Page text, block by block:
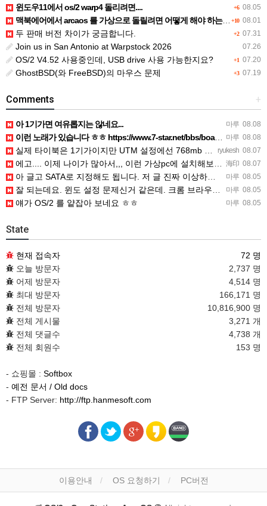
+6 08.05
윈도우11에서 os/2 warp4 돌리려면....
+10 08.01
맥북에어에서 arcaos 를 가상으로 돌릴려면 어떻게 해야 하는 지요?
+2 07.31
두 판매 버전 차이가 궁금합니다.
07.26
Join us in San Antonio at Warpstock 2026
+1 07.20
OS/2 V4.52 사용중인데, USB drive 사용 가능한지요?
+3 07.19
GhostBSD(와 FreeBSD)의 마우스 문제
+
Comments
마루 08.08
아 1기가면 여유롭지는 않네요...
마루 08.08
이런 노래가 있습니다 ㅎㅎ https://www.7-star.net/bbs/board.php?bo_table…
ryukesh 08.07
실제 타이북은 1기가이지만 UTM 설정에선 768mb 입니다. 1기가나 그 보다 넘게 설정하면 UTM 에뮬레…
海印 08.07
에고.... 이제 나이가 많아서,,, 이런 가상pc에 설치해보는 것도 귀찮군요.. ㅎㅎ 날씨도 덥고.....…
마루 08.05
아 글고 SATA로 지정해도 됩니다. 저 글 진짜 이상하네요. 옛날꺼 퍼와서 그런거 같은데요.
마루 08.05
잘 되는데요. 윈도 설정 문제신거 같은데. 크롬 브라우저나 파폭으로 해 보세요
마루 08.05
얘가 OS/2 를 얕잡아 보네요 ㅎㅎ
State
현재 접속자
72 명
오늘 방문자
2,737 명
어제 방문자
4,514 명
최대 방문자
166,171 명
전체 방문자
10,816,900 명
전체 게시물
3,271 개
전체 댓글수
4,738 개
전체 회원수
153 명
- 쇼핑몰 : Softbox
- 예전 문서 / Old docs
- FTP Server: http://ftp.hanmesoft.com
이용안내 OS 요청하기 PC버전